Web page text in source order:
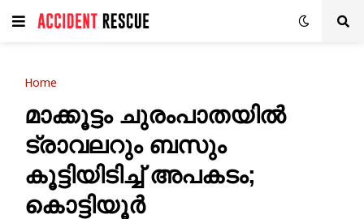
Home
മാക്കൂട്ടം ചുരംപാതയിൽ
ട്രാവലറും ബസും
കൂട്ടിയിടിച്ച് അപകടം;
കൊട്ടിയൂർ